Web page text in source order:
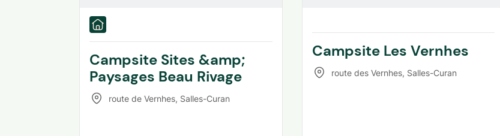
Campsite Sites &amp;
Paysages Beau Rivage
route de Vernhes, Salles-Curan
Campsite Les Vernhes
route des Vernhes, Salles-Curan